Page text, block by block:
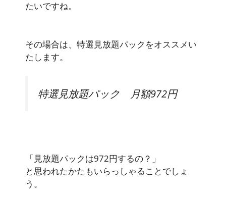
たいですね。
その場合は、 特選見放題パック をオススメい
たします。
特選見放題パック 月額972円
「見放題パックは972円するの？」
と思われたかたもいらっしゃることでしょ
う。